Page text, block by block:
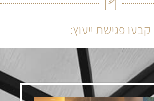
קבעו פגישת ייעוץ: